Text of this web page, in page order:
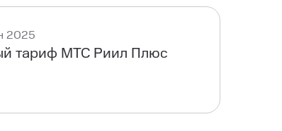
2025
тариф МТС Риил Плюс